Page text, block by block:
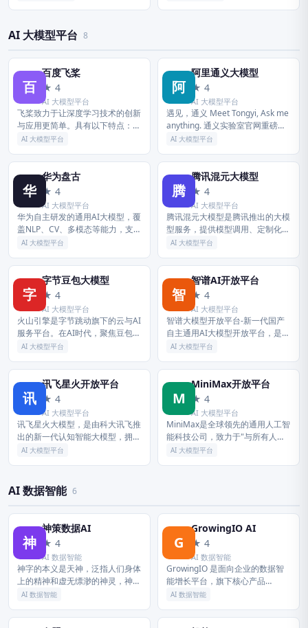
AI 大模型平台 8
百
百度飞桨
★ 4
AI 大模型平台
飞桨致力于让深度学习技术的创新
与应用更简单。具有以下特点：同
时支持动态图和静态图，兼顾灵活
模型并提供官方支持；真正源于产
业实...
AI 大模型平台
阿
阿里通义大模型
★ 4
AI 大模型平台
遇见，通义 Meet Tongyi, Ask me
anything. 通义实验室官网重磅升
级，汇聚全系列大模型、最新行业
掌...
AI 大模型平台
华
华为盘古
★ 4
AI 大模型平台
华为自主研发的通用AI大模型，覆
盖NLP、CV、多模态等能力，支持
行业场景定制，为企业提供高效、
AI 大模型平台
腾
腾讯混元大模型
★ 4
AI 大模型平台
腾讯混元大模型是腾讯推出的大模
型服务，提供模型调用、定制化开
发能力，覆盖内容创作、智能客
字化升级。
AI 大模型平台
字
字节豆包大模型
★ 4
AI 大模型平台
火山引擎是字节跳动旗下的云与AI
服务平台。在AI时代，聚焦豆包大
模型和AI云原生技术，为企业提供
务，助力企业AI转型与...
AI 大模型平台
智
智谱AI开放平台
★ 4
AI 大模型平台
智谱大模型开放平台-新一代国产
自主通用AI大模型开放平台，是国
内大模型排名前列的大模型网站，
模型产品，致力于将AI产品技术...
AI 大模型平台
讯
讯飞星火开放平台
★ 4
AI 大模型平台
讯飞星火大模型，是由科大讯飞推
出的新一代认知智能大模型，拥有
跨领域的知识和语言理解能力，能
辑推...
AI 大模型平台
M
MiniMax开放平台
★ 4
AI 大模型平台
MiniMax是全球领先的通用人工智
能科技公司，致力于"与所有人共
创智能"，自主研发了一系列多模
AI 大模型平台
AI 数据智能 6
神
神策数据AI
★ 4
AI 数据智能
神字的本义是天神，泛指人们身体
上的精神和虚无缥渺的神灵，神由
精神、神灵引申为异乎寻常的、不
AI 数据智能
G
GrowingIO AI
★ 4
AI 数据智能
GrowingIO 是面向企业的数据智
能增长平台，旗下核心产品
GrowingIO 分析云，以用户行为
分析、客户数据平台、智...
AI 数据智能